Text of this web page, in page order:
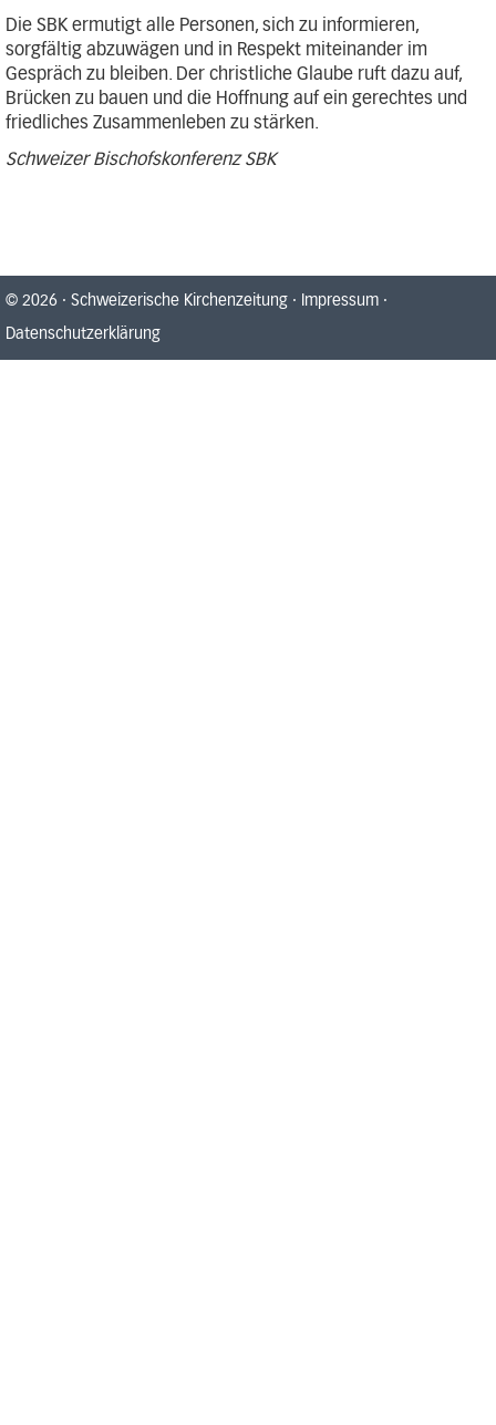
Die SBK ermutigt alle Personen, sich zu informieren,
sorgfältig abzuwägen und in Respekt miteinander im
Gespräch zu bleiben. Der christliche Glaube ruft dazu auf,
Brücken zu bauen und die Hoffnung auf ein gerechtes und
friedliches Zusammenleben zu stärken.
Schweizer Bischofskonferenz SBK
© 2026 · Schweizerische Kirchenzeitung · Impressum ·
Datenschutzerklärung